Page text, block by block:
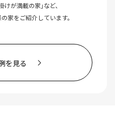
が満載の家」など、
家をご紹介しています。
を見る